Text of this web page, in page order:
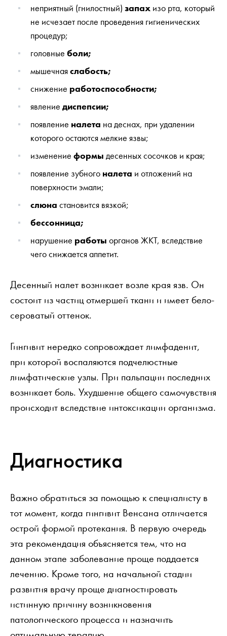
неприятный (гнилостный) запах изо рта, который
не исчезает после проведения гигиенических
процедур;
головные боли;
мышечнаяслабость;
снижение работоспособности;
явление диспепсии;
появление налета на деснах, при удалении
которого остаются мелкие язвы;
изменение формы десенных сосочков и края;
появление зубного налета и отложений на
поверхности эмали;
слюна становится вязкой;
бессонница;
нарушение работы органов ЖКТ, вследствие
чего снижается аппетит.
Десенный налет возникает возле края язв. Он
состоит из частиц отмершей ткани и имеет бело-
сероватый оттенок.
Гингивит нередко сопровождает лимфаденит,
при которой воспаляются подчелюстные
лимфатические узлы. При пальпации последних
возникает боль. Ухудшение общего самочувствия
происходит вследствие интоксикации организма.
Диагностика
Важно обратиться за помощью к специалисту в
тот момент, когда гингивит Венсана отличается
острой формой протекания. В первую очередь
эта рекомендация объясняется тем, что на
данном этапе заболевание проще поддается
лечению. Кроме того, на начальной стадии
развития врачу проще диагностировать
истинную причину возникновения
патологического процесса и назначить